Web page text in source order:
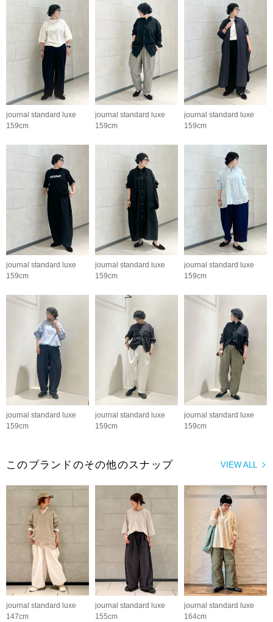
journal standard luxe
159cm
journal standard luxe
159cm
journal standard luxe
159cm
journal standard luxe
159cm
journal standard luxe
159cm
journal standard luxe
159cm
journal standard luxe
159cm
journal standard luxe
159cm
journal standard luxe
159cm
VIEW ALL
このブランドのその他のスナップ
journal standard luxe
147cm
journal standard luxe
155cm
journal standard luxe
164cm